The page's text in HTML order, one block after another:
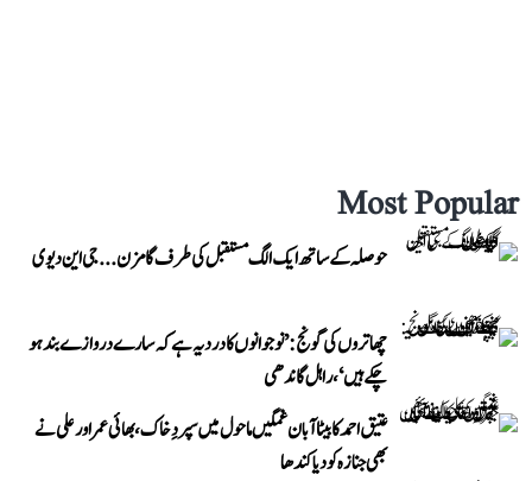
Most Popular
حوصلہ کے ساتھ ایک الگ مستقبل کی طرف گامزن... جی این دیوی
چھاتروں کی گونج: ’نوجوانوں کا درد یہ ہے کہ سارے دروازے بند ہو
چکے ہیں‘، راہل گاندھی
عتیق احمد کا بیٹا آبان غمگین ماحول میں سپردِ خاک، بھائی عمر اور علی نے
بھی جنازہ کو دیا کندھا